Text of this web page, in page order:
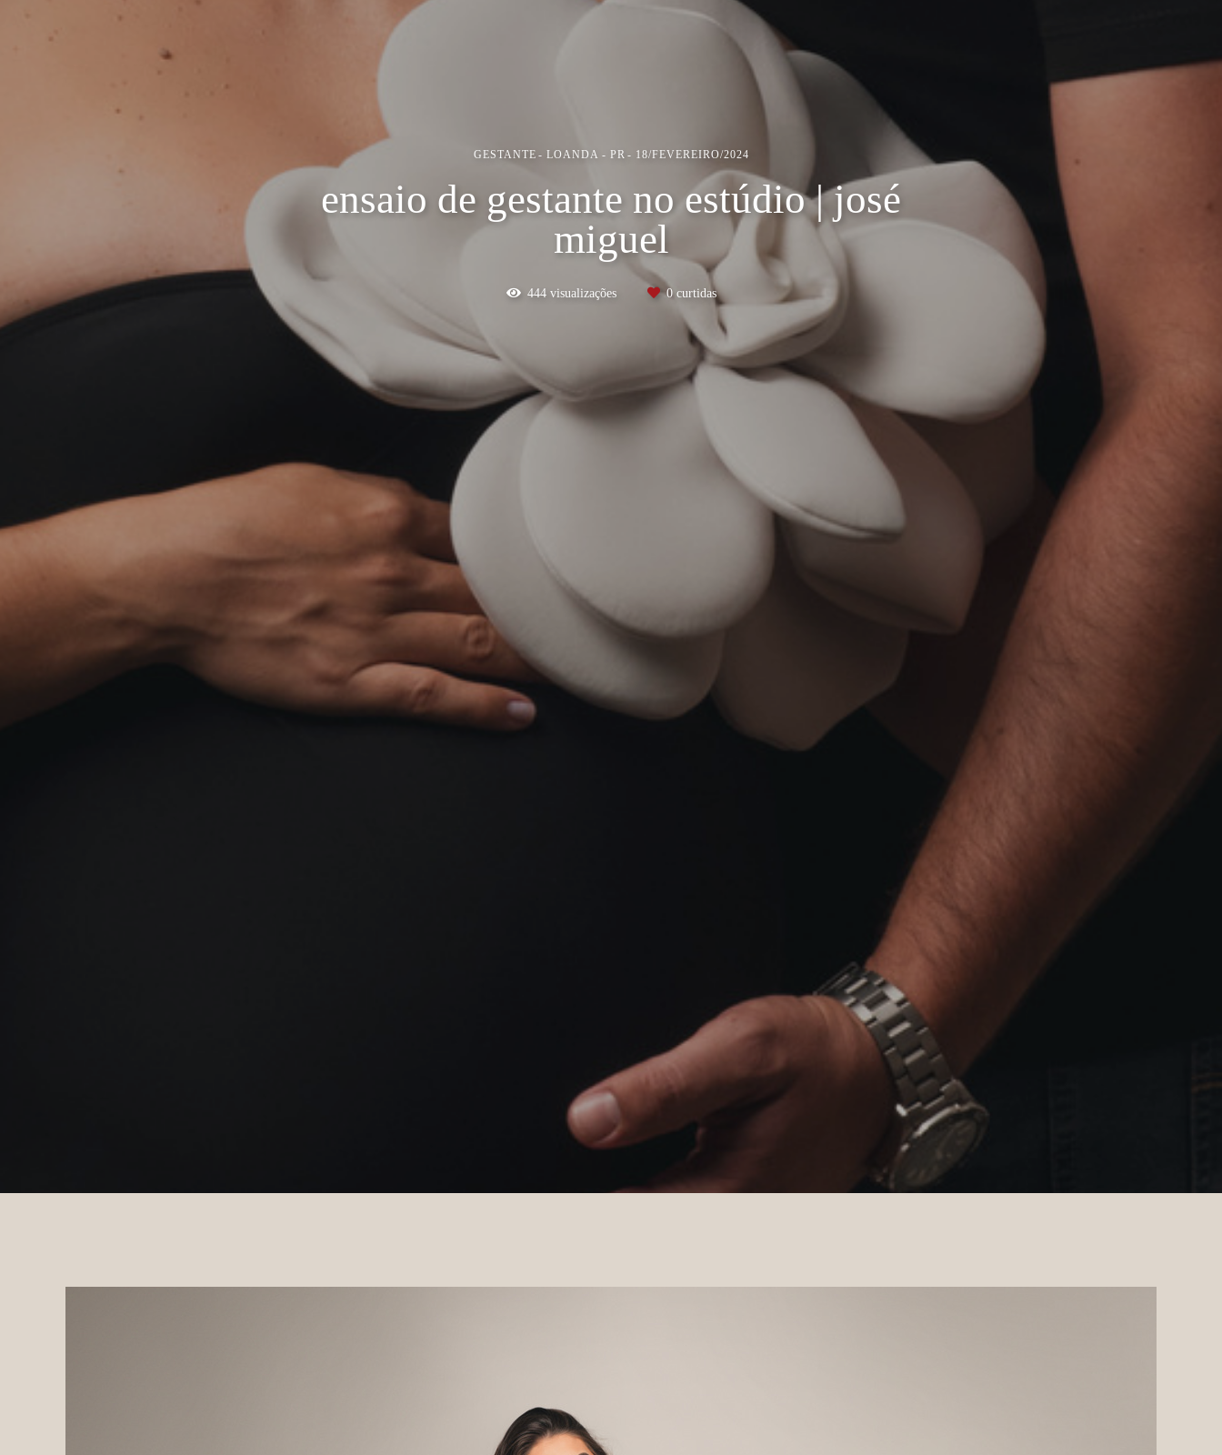
GESTANTE LOANDA - PR 18/FEVEREIRO/2024
ensaio de gestante no estúdio | josé
miguel
444visualizações 0curtidas